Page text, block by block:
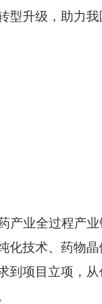
型升级，助力
产业全过程产
化技术、药物
到项目立项，